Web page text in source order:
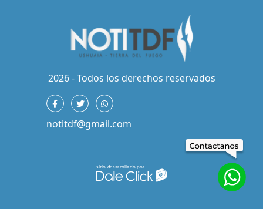
2026 - Todos los derechos reservados
notitdf@gmail.com